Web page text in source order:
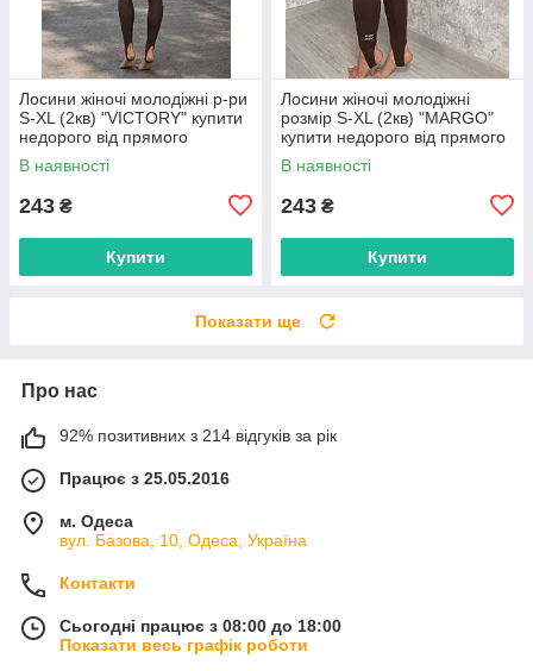
Лосини жіночі молодіжні р-ри
S-XL (2кв) "VICTORY" купити
недорого від прямого
постачальника
В наявності
243 ₴
Купити
Лосини жіночі молодіжні
розмір S-XL (2кв) "MARGO"
купити недорого від прямого
постачальника
В наявності
243 ₴
Купити
Показати ще
Про нас
92% позитивних з 214 відгуків за рік
Працює з 25.05.2016
м. Одеса
вул. Базова, 10, Одеса, Україна
Контакти
Сьогодні працює з 08:00 до 18:00
Показати весь графік роботи